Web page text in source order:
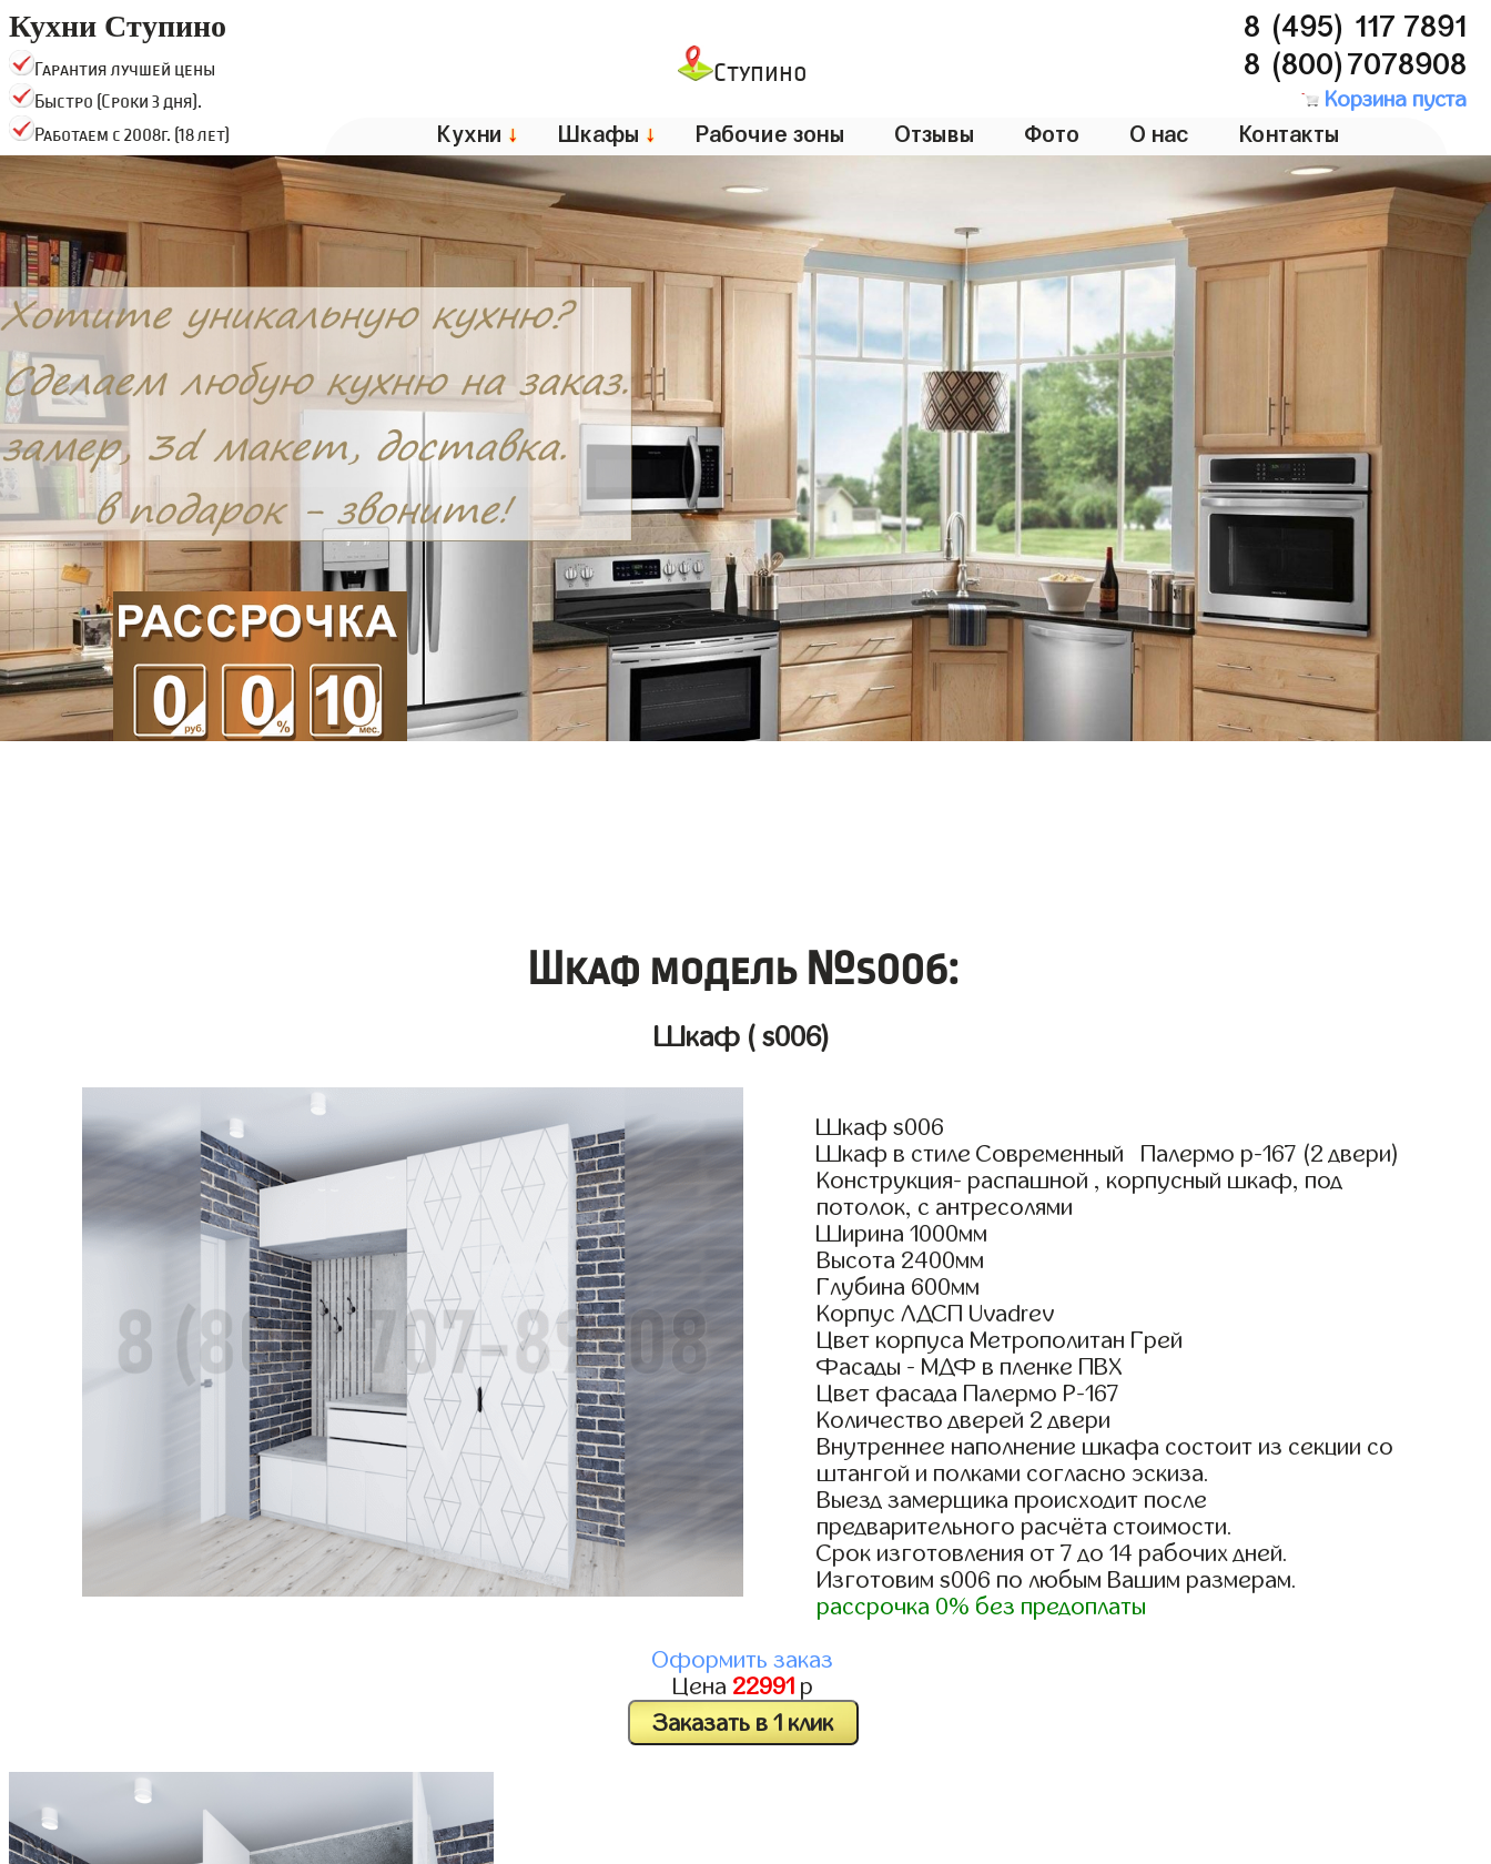
Кухни Ступино
Гарантия лучшей цены
Быстро (Сроки 3 дня).
Работаем с 2008г. (18 лет)
Ступино
8 (495) 117 7891
8 (800)7078908
Корзина пуста
Кухни ↓ Шкафы ↓ Рабочие зоны Отзывы Фото О нас Контакты
Шкаф модель №s006:
Шкаф ( s006)
Шкаф s006
Шкаф в стиле Современный Палермо р-167 (2 двери)
Конструкция- распашной , корпусный шкаф, под
потолок, с антресолями
Ширина 1000мм
Высота 2400мм
Глубина 600мм
Корпус ЛДСП Uvadrev
Цвет корпуса Метрополитан Грей
Фасады - МДФ в пленке ПВХ
Цвет фасада Палермо Р-167
Количество дверей 2 двери
Внутреннее наполнение шкафа состоит из секции со
штангой и полками согласно эскиза.
Выезд замерщика происходит после
предварительного расчёта стоимости.
Срок изготовления от 7 до 14 рабочих дней.
Изготовим s006 по любым Вашим размерам.
рассрочка 0% без предоплаты
Оформить заказ
Цена 22991 р
Заказать в 1 клик